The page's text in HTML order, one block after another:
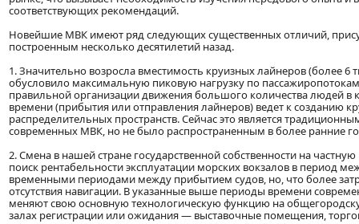
соответствующих рекомендаций.
Новейшие МВК имеют ряд следующих существенных отличий,
построенным несколько десятилетий назад.
1. Значительно возросла вместимость круизных лайнеров (более 6
обусловило максимальную пиковую нагрузку по
правильной организации движения большого количества людей в
времени (прибытия или отправления лайнеров) ведет к созданию
распределительных пространств. Сейчас это является
современных МВК, но не было распространенным в более ранние
2. Смена в нашей стране государственной собственности на
поиск рентабельности эксплуатации морских вокзалов в период
временными периодами между прибытием судов, но, что более
отсутствия навигации. В указанные выше периоды времени
меняют свою основную технологическую функцию на
залах регистрации или ожидания — выставочные помещения,